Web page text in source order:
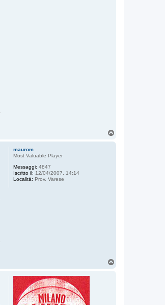
maurom
Most Valuable Player
Messaggi: 4847
Iscritto il: 12/04/2007, 14:14
Località: Prov. Varese